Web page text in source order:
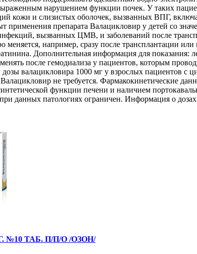
нарушением функции почек. У таких
кожи и слизистых оболочек, вызванных ВПГ,
применения препарата Валацикловир у детей со
вызванных ЦМВ, и заболеваний после
меняется, например, сразу после трансплантации
Дополнительная информация для
после гемодиализа у пациентов, которым
валацикловира 1000 мг у взрослых пациентов с
не требуется. Фармакокинетические
функции печени и наличием
данных патологиях ограничен. Информация о
№10 ТАБ. П/П/О /ОЗОН/